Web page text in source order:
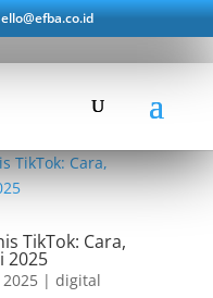
TikTok: Cara,
2025
| digital